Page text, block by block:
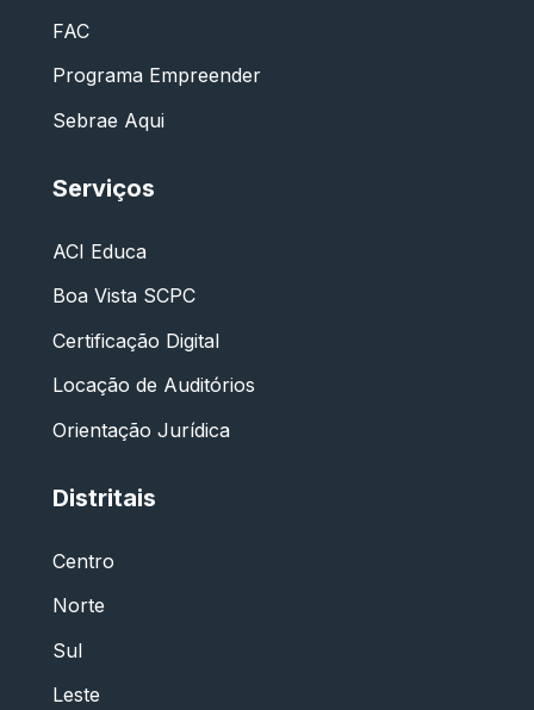
FAC
Programa Empreender
Sebrae Aqui
Serviços
ACI Educa
Boa Vista SCPC
Certificação Digital
Locação de Auditórios
Orientação Jurídica
Distritais
Centro
Norte
Sul
Leste